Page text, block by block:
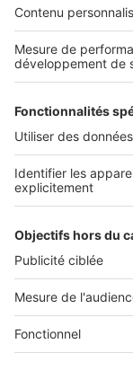
Nos
Actualités
Nous
Connexion
Espace